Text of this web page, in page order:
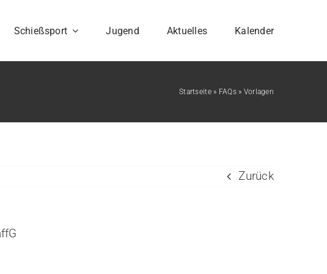
Schießsport Jugend Aktuelles Kalender
Startseite» FAQs» Vorlagen
Zurück